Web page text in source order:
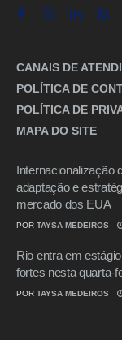
CANAIS DE
POLÍTICA DE
POLÍTICA DE
MAPA DO SITE
Internacionalização
adaptação e
mercado dos EUA
POR TAYSA MEDEIROS
Rio entra em
fortes nesta quarta-
POR TAYSA MEDEIROS